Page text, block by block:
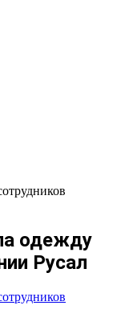
одежду
Русал